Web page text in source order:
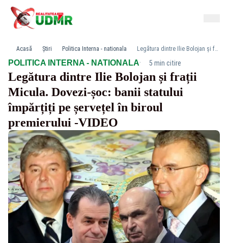
Acasă Știri Politica Interna - nationala Legătura dintre Ilie Bolojan și frații Micula. Dovezi-șoc: banii statului împărțiți pe șervețel în biroul premierului -VIDEO
POLITICA INTERNA - NATIONALA· 5 min citire
Legătura dintre Ilie Bolojan și frații
Micula. Dovezi-șoc: banii statului
împărțiți pe șervețel în biroul
premierului -VIDEO